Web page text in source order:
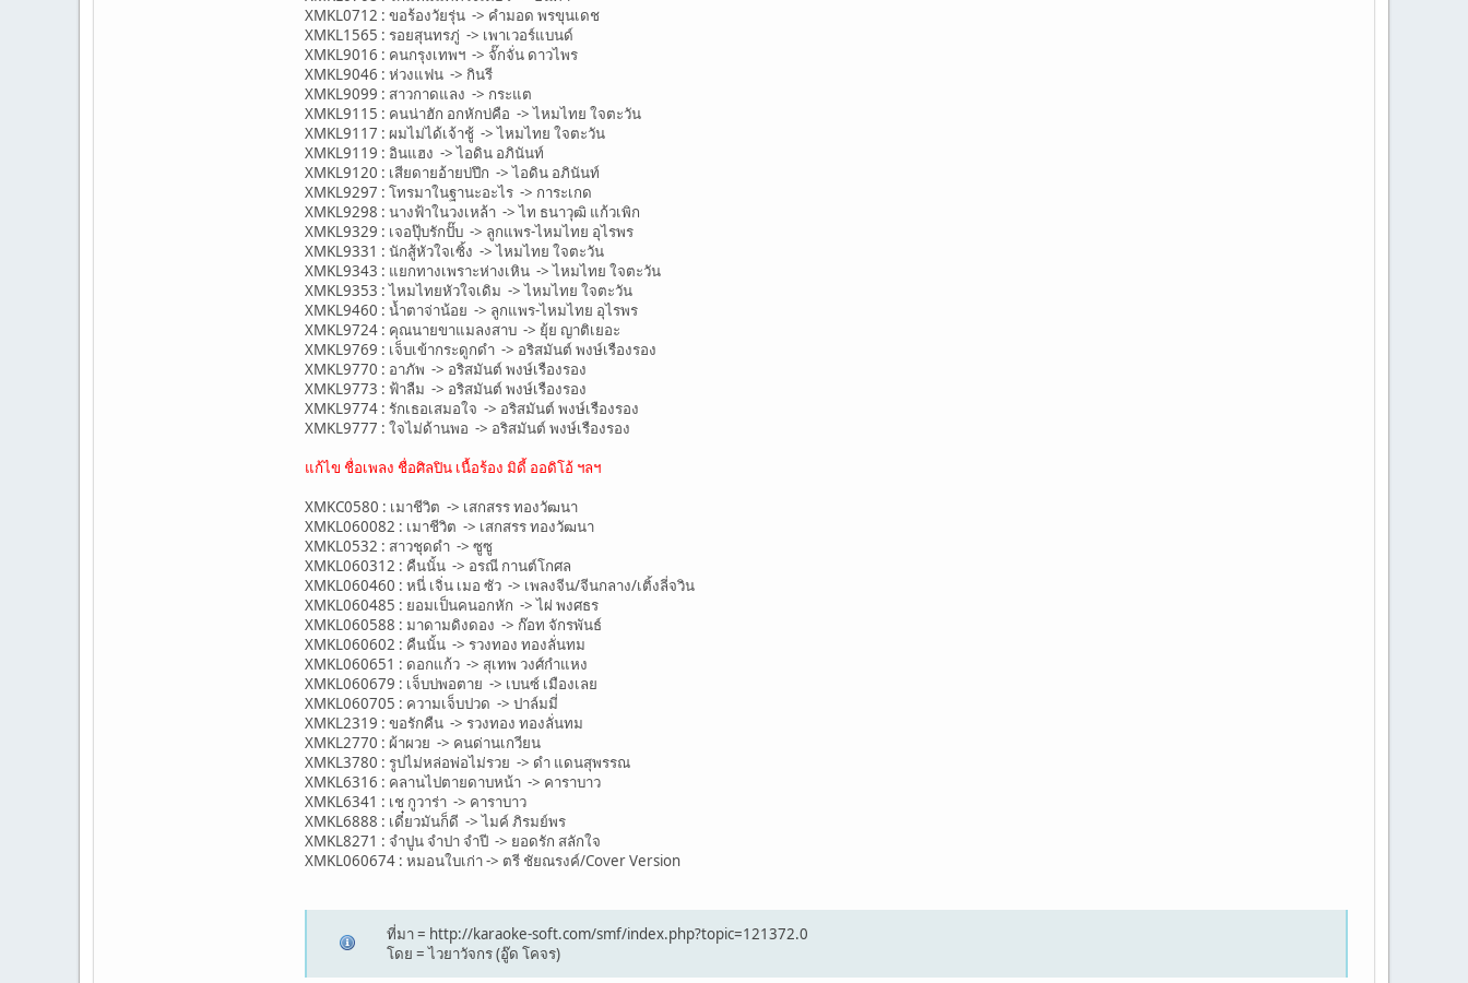
XMKL0712 : ขอร้องวัยรุ่น -> คำมอด พรขุนเดช
XMKL1565 : รอยสุนทรภู่ -> เพาเวอร์แบนด์
XMKL9016 : คนกรุงเทพฯ -> จั๊กจั่น ดาวไพร
XMKL9046 : ห่วงแฟน -> กินรี
XMKL9099 : สาวกาดแลง -> กระแต
XMKL9115 : คนน่าฮัก อกหักบ่คือ -> ไหมไทย ใจตะวัน
XMKL9117 : ผมไม่ได้เจ้าชู้ -> ไหมไทย ใจตะวัน
XMKL9119 : อินแฮง -> ไอดิน อภินันท์
XMKL9120 : เสียดายอ้ายบ่ปึก -> ไอดิน อภินันท์
XMKL9297 : โทรมาในฐานะอะไร -> การะเกด
XMKL9298 : นางฟ้าในวงเหล้า -> ไท ธนาวุฒิ แก้วเพิก
XMKL9329 : เจอปุ๊บรักปั๊บ -> ลูกแพร-ไหมไทย อุไรพร
XMKL9331 : นักสู้หัวใจเซิ้ง -> ไหมไทย ใจตะวัน
XMKL9343 : แยกทางเพราะห่างเหิน -> ไหมไทย ใจตะวัน
XMKL9353 : ไหมไทยหัวใจเดิม -> ไหมไทย ใจตะวัน
XMKL9460 : น้ำตาจ่าน้อย -> ลูกแพร-ไหมไทย อุไรพร
XMKL9724 : คุณนายขาแมลงสาบ -> ยุ้ย ญาติเยอะ
XMKL9769 : เจ็บเข้ากระดูกดำ -> อริสมันต์ พงษ์เรืองรอง
XMKL9770 : อาภัพ -> อริสมันต์ พงษ์เรืองรอง
XMKL9773 : ฟ้าลืม -> อริสมันต์ พงษ์เรืองรอง
XMKL9774 : รักเธอเสมอใจ -> อริสมันต์ พงษ์เรืองรอง
XMKL9777 : ใจไม่ด้านพอ -> อริสมันต์ พงษ์เรืองรอง
แก้ไข ชื่อเพลง ชื่อศิลปิน เนื้อร้อง มิดี้ ออดิโอ้ ฯลฯ
XMKC0580 : เมาชีวิต -> เสกสรร ทองวัฒนา
XMKL060082 : เมาชีวิต -> เสกสรร ทองวัฒนา
XMKL0532 : สาวชุดดำ -> ซูซู
XMKL060312 : คืนนั้น -> อรณี กานต์โกศล
XMKL060460 : หนี่ เจิ่น เมอ ซัว -> เพลงจีน/จีนกลาง/เติ้งลี่จวิน
XMKL060485 : ยอมเป็นคนอกหัก -> ไผ่ พงศธร
XMKL060588 : มาดามดิงดอง -> ก๊อท จักรพันธ์
XMKL060602 : คืนนั้น -> รวงทอง ทองลั่นทม
XMKL060651 : ดอกแก้ว -> สุเทพ วงศ์กำแหง
XMKL060679 : เจ็บบ่พอตาย -> เบนซ์ เมืองเลย
XMKL060705 : ความเจ็บปวด -> ปาล์มมี่
XMKL2319 : ขอรักคืน -> รวงทอง ทองลั่นทม
XMKL2770 : ผ้าผวย -> คนด่านเกวียน
XMKL3780 : รูปไม่หล่อพ่อไม่รวย -> ดำ แดนสุพรรณ
XMKL6316 : คลานไปตายดาบหน้า -> คาราบาว
XMKL6341 : เช กูวาร่า -> คาราบาว
XMKL6888 : เดี๋ยวมันก็ดี -> ไมค์ ภิรมย์พร
XMKL8271 : จำปูน จำปา จำปี -> ยอดรัก สลักใจ
XMKL060674 : หมอนใบเก่า -> ตรี ชัยณรงค์/Cover Version
ที่มา = http://karaoke-soft.com/smf/index.php?topic=121372.0
โดย = ไวยาวัจกร (อู๊ด โคจร)